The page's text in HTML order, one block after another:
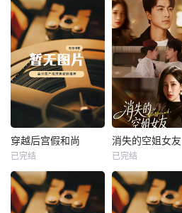
未知 未知
热播
未知
穿越后宫假和尚
已完结
热播
未知
消失的空姐女友
已完结